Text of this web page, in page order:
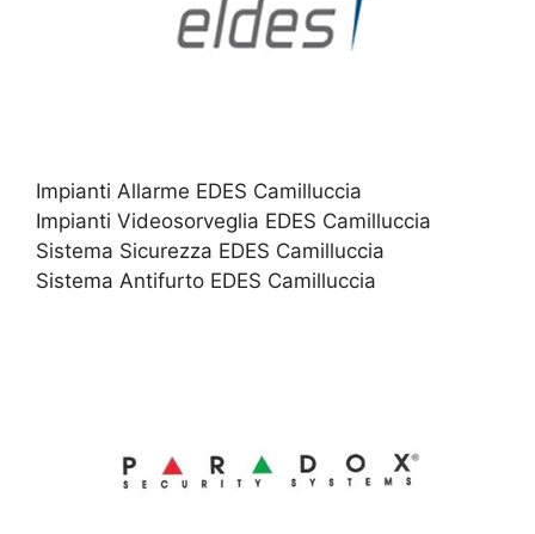
Impianti Allarme EDES Camilluccia
Impianti Videosorveglia EDES Camilluccia
Sistema Sicurezza EDES Camilluccia
Sistema Antifurto EDES Camilluccia